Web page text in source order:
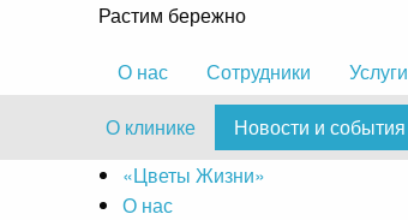
Растим бережно
О нас Сотрудники Услуги
О клинике
Новости и события
«Цветы Жизни»
О нас